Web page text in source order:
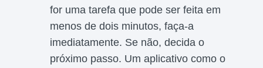
for uma tarefa que pode ser feita em
menos de dois minutos, faça-a
imediatamente. Se não, decida o
próximo passo. Um aplicativo como o